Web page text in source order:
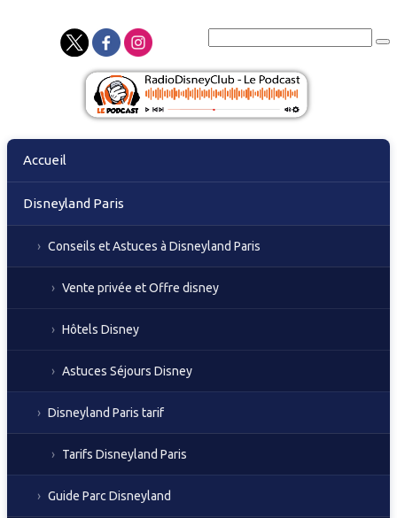
Skip
Accueil
Disneyland Paris
Conseils et Astuces à Disneyland Paris
Vente privée et Offre disney
Hôtels Disney
Astuces Séjours Disney
Disneyland Paris tarif
Tarifs Disneyland Paris
Guide Parc Disneyland